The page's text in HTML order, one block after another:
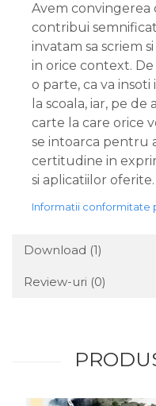
Avem convingerea
contribui
invatam sa scriem
in orice context. De
o parte, ca va
la scoala, iar, pe
carte la care orice
se intoarca pentru
certitudine in
si aplicatiilor oferite.
Informatii conformitate
Download (1)
Review-uri (0)